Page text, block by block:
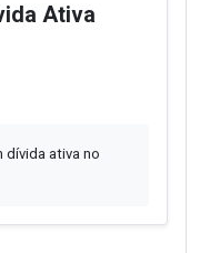
Ativa
dívida ativa no